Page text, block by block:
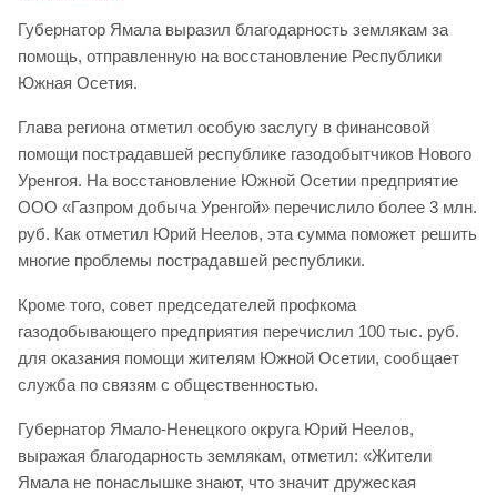
Губернатор Ямала выразил благодарность землякам за
помощь, отправленную на восстановление Республики
Южная Осетия.
Глава региона отметил особую заслугу в финансовой
помощи пострадавшей республике газодобытчиков Нового
Уренгоя. На восстановление Южной Осетии предприятие
ООО «Газпром добыча Уренгой» перечислило более 3 млн.
руб. Как отметил Юрий Неелов, эта сумма поможет решить
многие проблемы пострадавшей республики.
Кроме того, совет председателей профкома
газодобывающего предприятия перечислил 100 тыс. руб.
для оказания помощи жителям Южной Осетии, сообщает
служба по связям с общественностью.
Губернатор Ямало-Ненецкого округа Юрий Неелов,
выражая благодарность землякам, отметил: «Жители
Ямала не понаслышке знают, что значит дружеская